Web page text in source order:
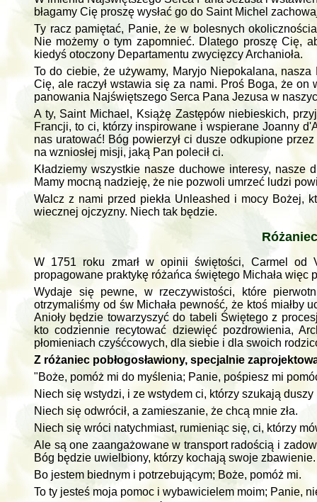
błagamy Cię proszę wysłać go do Saint Michel
Ty racz pamiętać, Panie, że w bolesnych
Nie możemy o tym zapomnieć. Dlatego proszę Cię,
kiedyś otoczony Departamentu zwycięzcy Archanioła.
To do ciebie, że używamy, Maryjo Niepokalana,
Cię, ale raczył wstawia się za nami. Proś Boga, że ​​on
panowania Najświętszego Serca Pana Jezusa w
A ty, Saint Michael, Książę Zastępów niebieskich,
Francji, to ci, którzy inspirowane i wspierane Joanny
nas uratować! Bóg powierzył ci dusze odkupione
na wzniosłej misji, jaką Pan polecił ci.
Kładziemy wszystkie nasze duchowe interesy, nasze
Mamy mocną nadzieję, że nie pozwoli umrzeć ludzi
Walcz z nami przed piekła Unleashed i mocy Bożej,
wiecznej ojczyzny. Niech tak będzie.
W 1751 roku zmarł w opinii świętości, Carmel od
propagowane praktykę różańca świętego Michała
Wydaje się pewne, w rzeczywistości, które
otrzymaliśmy od św Michała pewność, że ktoś
Anioły będzie towarzyszyć do tabeli Świętego z
kto codziennie recytować dziewięć pozdrowienia,
płomieniach czyśćcowych, dla siebie i dla swoich
Z różaniec pobłogosławiony, specjalnie
"Boże, pomóż mi do myślenia; Panie, pośpiesz mi
Niech się wstydzi, i ze wstydem ci, którzy szukają duszy
Niech się odwrócił, a zamieszanie, że chcą mnie zła.
Niech się wróci natychmiast, rumieniąc się, ci, którzy
Ale są one zaangażowane w transport radością i
Bóg będzie uwielbiony, którzy kochają swoje zbawienie.
Bo jestem biednym i potrzebującym; Boże, pomóż mi.
To ty jesteś moja pomoc i wybawicielem moim; Panie,